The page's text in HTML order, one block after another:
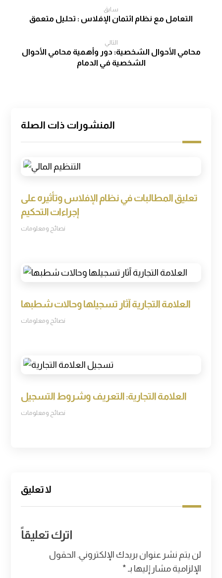
سابق
التعامل مع نظام ائتمان الإفلاس : تحليل متعمق
التالي
محامي الأحوال الشخصية: دور وأهمية محامي الأحوال
الشخصية في الدمام
المنشورات ذات الصلة
تعليق المطالبات في نظام الإفلاس وتأثيره على
إجراءات التحكيم
نصائح ومعلومات
العلامة التجارية آثار تسجيلها وحالات شطبها
نصائح ومعلومات
العلامة التجارية: التعريف وشروط التسجيل
نصائح ومعلومات
لا تعليق
اترك تعليقاً
لن يتم نشر عنوان بريدك الإلكتروني. الحقول
الإلزامية مشار إليها بـ *